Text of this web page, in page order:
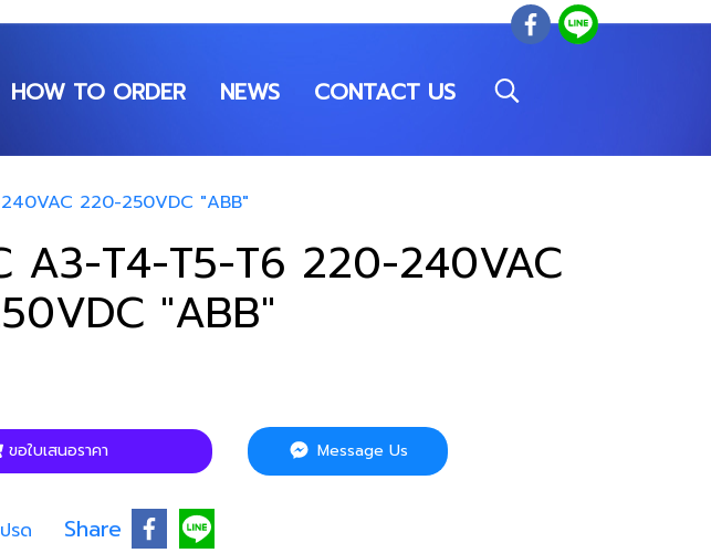
HOW TO ORDER NEWS CONTACT US
220-250VDC "ABB"
A3-T4-T5-T6 220-240VAC
"ABB"
ขอใบเสนอราคา Message Us
รด Share